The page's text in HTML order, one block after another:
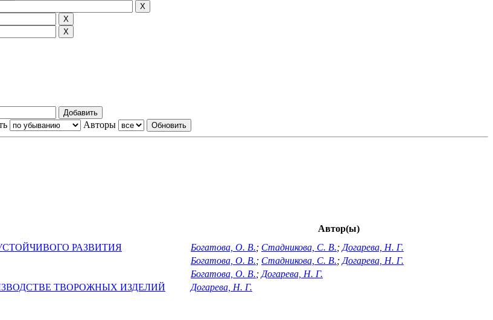
Авторы
Автор(ы)
РАЗВИТИЯ Богатова, О. В.; Стадникова, С. В.; Догарева, Н. Г.
Богатова, О. В.; Стадникова, С. В.; Догарева, Н. Г.
Богатова, О. В.; Догарева, Н. Г.
ТВОРОЖНЫХ ИЗДЕЛИЙ Догарева, Н. Г.